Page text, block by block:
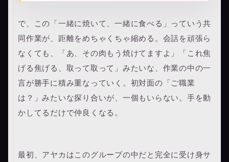
で、この「一緒に焼いて、一緒に食べる」っていう共
同作業が、距離をめちゃくちゃ縮める。会話を頑張ら
なくても、「あ、その肉もう焼けてますよ」「これ焦
げる焦げる、取って取って」みたいな、作業の中の一
言が勝手に積み重なっていく。初対面の「ご職業
は？」みたいな探り合いが、一個もいらない。手を動
かしてるだけで仲良くなる。
最初、アヤカはこのグループの中だと完全に受け身サ